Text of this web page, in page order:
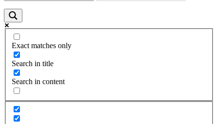
Exact matches only
Search in title
Search in content